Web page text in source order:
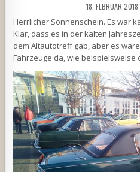
18. FEBRUAR 2018
Herrlicher Sonnenschein. Es war
Klar, dass es in der kalten
dem Altautotreff gab, aber es
Fahrzeuge da, wie beispielsweise